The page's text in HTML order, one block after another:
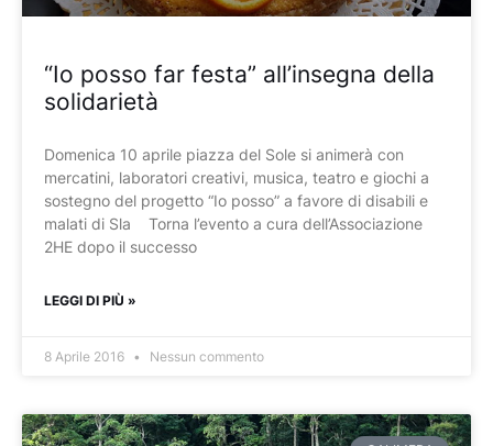
“Io posso far festa” all’insegna della
solidarietà
Domenica 10 aprile piazza del Sole si animerà con
mercatini, laboratori creativi, musica, teatro e giochi a
sostegno del progetto “Io posso” a favore di disabili e
malati di Sla Torna l’evento a cura dell’Associazione
2HE dopo il successo
LEGGI DI PIÙ »
8 Aprile 2016 Nessun commento